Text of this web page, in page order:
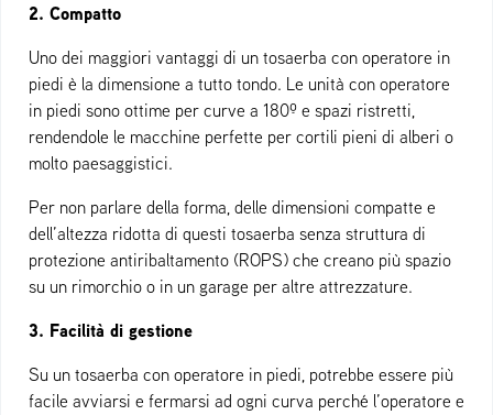
2. Compatto
Uno dei maggiori vantaggi di un tosaerba con operatore in
piedi è la dimensione a tutto tondo. Le unità con operatore
in piedi sono ottime per curve a 180º e spazi ristretti,
rendendole le macchine perfette per cortili pieni di alberi o
molto paesaggistici.
Per non parlare della forma, delle dimensioni compatte e
dell’altezza ridotta di questi tosaerba senza struttura di
protezione antiribaltamento (ROPS) che creano più spazio
su un rimorchio o in un garage per altre attrezzature.
3. Facilità di gestione
Su un tosaerba con operatore in piedi, potrebbe essere più
facile avviarsi e fermarsi ad ogni curva perché l’operatore e